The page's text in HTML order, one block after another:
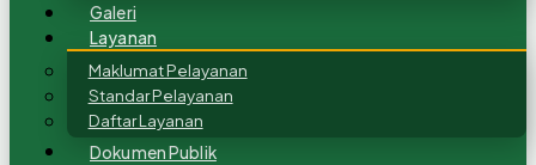
Galeri
Layanan
Maklumat Pelayanan
Standar Pelayanan
Daftar Layanan
Dokumen Publik